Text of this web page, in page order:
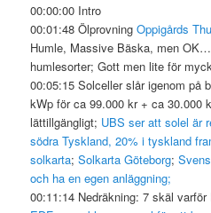
00:00:00 Intro
00:01:48 ÖlprovningOppigårds
Humle, Massive Bäska, men
humlesorter; Gott men lite för
00:05:15 Solceller slår igenom på
kWp för ca 99.000 kr + ca 30.000
lättillgängligt; UBS ser att solel är
södra Tyskland, 20% i tyskland
solkarta;Solkarta Göteborg;
och ha en egen anläggning;
00:11:14 Nedräkning: 7 skäl